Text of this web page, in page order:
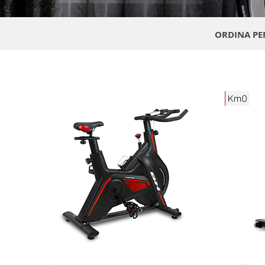
ORDINA